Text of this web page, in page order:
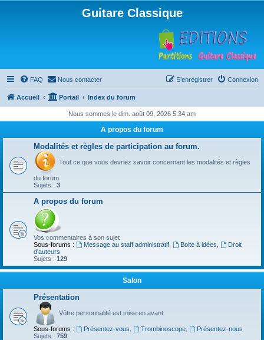
Guitare Classique
FAQ Nous contacter Connexion
S’enregistrer
Accueil Portail Index du forum
Nous sommes le dim. août 09, 2026 5:34 am
A propos du forum
Modalités et règles de participation au forum.
Tout ce que vous devriez savoir concernant les modalités et règles
du forum.
Sujets : 3
A propos du forum
Vos commentaires à son sujet
Sous-forums :
Message au staff administratif, Boite à idées
Droit
d'auteurs
Sujets : 129
Salon
Présentation
Vôtre personnalité est mise en avant
Sous-forums : Présentez-vous Trombinoscope,
Présentez-nous
Sujets : 759